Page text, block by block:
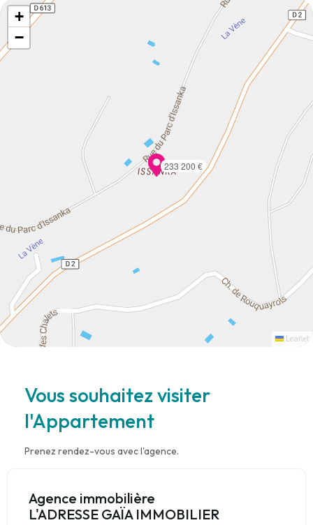
233 200 €
+
−
Leaflet
Vous souhaitez visiter
l'Appartement
Prenez rendez-vous avec l'agence.
Agence immobilière
L'ADRESSE GAÏA IMMOBILIER